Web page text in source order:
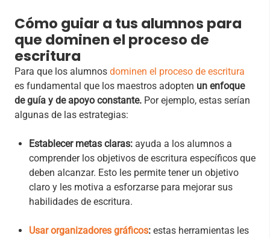
Cómo guiar a tus alumnos para
que dominen el proceso de
escritura
Para que los alumnos dominen el proceso de escritura
es fundamental que los maestros adopten un enfoque
de guía y de apoyo constante. Por ejemplo, estas serían
algunas de las estrategias:
Establecer metas claras: ayuda a los alumnos a
comprender los objetivos de escritura específicos que
deben alcanzar. Esto les permite tener un objetivo
claro y les motiva a esforzarse para mejorar sus
habilidades de escritura.
Usar organizadores gráficos: estas herramientas les